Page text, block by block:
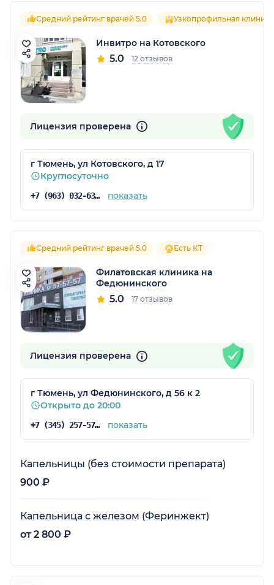
Средний рейтинг врачей 5.0 Узкопрофильная клиника
Инвитро на Котовского
5.0 12 отзывов
Лицензия проверена
г Тюмень, ул Котовского, д 17
Круглосуточно
+7 (963) 032-63-92 показать
Средний рейтинг врачей 5.0 Есть КТ
Филатовская клиника на
Федюнинского
5.0 17 отзывов
Лицензия проверена
г Тюмень, ул Федюнинского, д 56 к 2
Открыто до 20:00
+7 (345) 257-57-57 показать
Капельницы (без стоимости препарата)
900 ₽
Капельница с железом (Феринжект)
от 2 800 ₽